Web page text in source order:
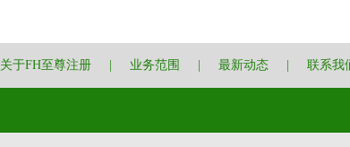
关于FH至尊注册 业务范围 最新动态 联系我